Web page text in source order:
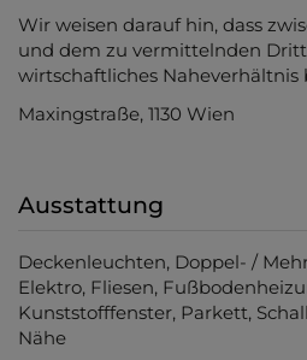
Wir weisen darauf hin, dass
und dem zu vermittelnden
wirtschaftliches Naheverhältnis
Maxingstraße, 1130 Wien
Ausstattung
Deckenleuchten Doppel- /
Elektro Fliesen
Kunststofffenster Parkett
Nähe